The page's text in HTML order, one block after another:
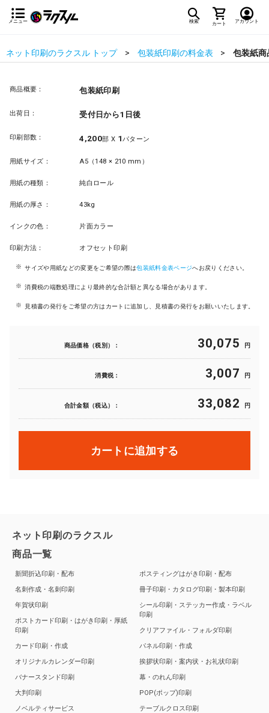
メニュー 検索 カート アカウント
ネット印刷のラクスル トップ 包装紙印刷の料金表 包装紙商
商品概要： 包装紙印刷
出荷日： 受付日から1日後
印刷部数： 4,200部 X 1パターン
用紙サイズ： A5（148 × 210 mm）
用紙の種類： 純白ロール
用紙の厚さ： 43kg
インクの色： 片面カラー
印刷方法： オフセット印刷
サイズや用紙などの変更をご希望の際は包装紙料金表ページへお戻りください。
消費税の端数処理により最終的な合計額と異なる場合があります。
見積書の発行をご希望の方はカートに追加し、見積書の発行をお願いいたします。
商品価格（税別）： 30,075 円
消費税： 3,007 円
合計金額（税込）： 33,082 円
カートに追加する
ネット印刷のラクスル
商品一覧
新聞折込印刷・配布
名刺作成・名刺印刷
年賀状印刷
ポストカード印刷・はがき印刷・厚紙
印刷
カード印刷・作成
オリジナルカレンダー印刷
バナースタンド印刷
大判印刷
ノベルティサービス
ポスティングはがき印刷・配布
冊子印刷・カタログ印刷・製本印刷
シール印刷・ステッカー作成・ラベル
印刷
クリアファイル・フォルダ印刷
パネル印刷・作成
挨拶状印刷・案内状・お礼状印刷
幕・のれん印刷
POP(ポップ)印刷
テーブルクロス印刷